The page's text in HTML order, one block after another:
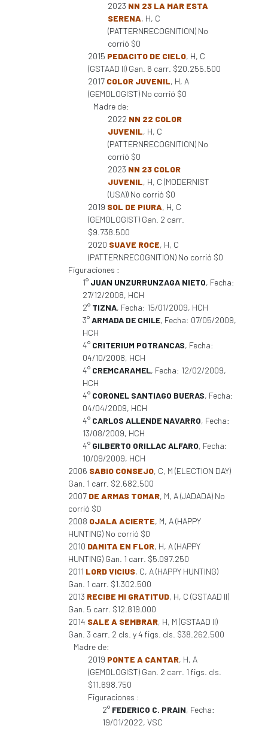
2023 NN 23 LA MAR ESTA
SERENA, H, C
(PATTERNRECOGNITION) No
corrió $0
2015 PEDACITO DE CIELO, H, C
(GSTAAD II) Gan. 6 carr. $20.255.500
2017 COLOR JUVENIL, H, A
(GEMOLOGIST) No corrió $0
Madre de:
2022 NN 22 COLOR
JUVENIL, H, C
(PATTERNRECOGNITION) No
corrió $0
2023 NN 23 COLOR
JUVENIL, H, C (MODERNIST
(USA)) No corrió $0
2019 SOL DE PIURA, H, C
(GEMOLOGIST) Gan. 2 carr.
$9.738.500
2020 SUAVE ROCE, H, C
(PATTERNRECOGNITION) No corrió $0
Figuraciones :
1° JUAN UNZURRUNZAGA NIETO, Fecha:
27/12/2008, HCH
2° TIZNA, Fecha: 15/01/2009, HCH
3°ARMADA DE CHILE, Fecha: 07/05/2009,
HCH
4° CRITERIUM POTRANCAS, Fecha:
04/10/2008, HCH
4° CREMCARAMEL, Fecha: 12/02/2009,
HCH
4° CORONEL SANTIAGO BUERAS, Fecha:
04/04/2009, HCH
4° CARLOS ALLENDE NAVARRO, Fecha:
13/08/2009, HCH
4° GILBERTO ORILLAC ALFARO, Fecha:
10/09/2009, HCH
2006 SABIO CONSEJO, C, M (ELECTION DAY)
Gan. 1 carr. $2.682.500
2007 DE ARMAS TOMAR, M, A (JADADA) No
corrió $0
2008 OJALA ACIERTE, M, A (HAPPY
HUNTING) No corrió $0
2010 DAMITA EN FLOR, H, A (HAPPY
HUNTING) Gan. 1 carr. $5.097.250
2011 LORD VICIUS, C, A (HAPPY HUNTING)
Gan. 1 carr. $1.302.500
2013 RECIBE MI GRATITUD, H, C (GSTAAD II)
Gan. 5 carr. $12.819.000
2014 SALE A SEMBRAR, H, M (GSTAAD II)
Gan. 3 carr. 2 cls. y 4 figs. cls. $38.262.500
Madre de:
2019 PONTE A CANTAR, H, A
(GEMOLOGIST) Gan. 2 carr. 1 figs. cls.
$11.698.750
Figuraciones :
2° FEDERICO C. PRAIN, Fecha:
19/01/2022, VSC